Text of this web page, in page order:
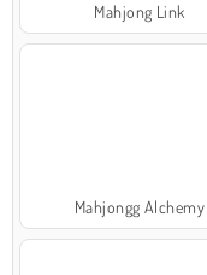
Mahjong Link
Mahjongg Alchemy